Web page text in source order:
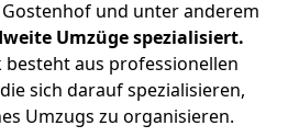
und unter anderem
Umzüge spezialisiert.
besteht aus professionellen
sich darauf spezialisieren,
Umzugs zu organisieren.